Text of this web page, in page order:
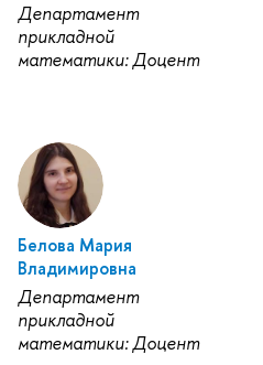
Департамент
прикладной
математики: Доцент
Белова Мария
Владимировна
Департамент
прикладной
математики: Доцент